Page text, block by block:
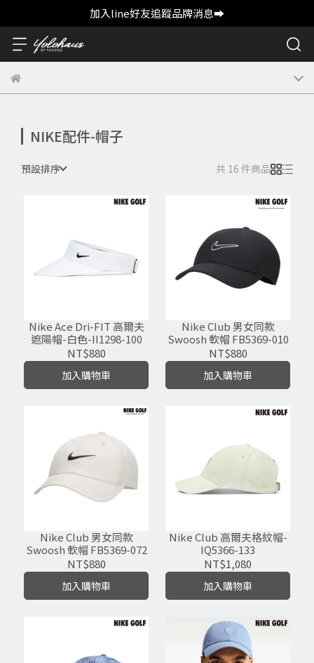
加入line好友追蹤品牌消息➡️
NIKE配件-帽子
預設排序 共 16 件商品
Nike Ace Dri-FIT 高爾夫
遮陽帽-白色-II1298-100
NT$880
加入購物車
Nike Club 男女同款
Swoosh 軟帽 FB5369-010
NT$880
加入購物車
Nike Club 男女同款
Swoosh 軟帽 FB5369-072
NT$880
加入購物車
Nike Club 高爾夫格紋帽-
IQ5366-133
NT$1,080
加入購物車